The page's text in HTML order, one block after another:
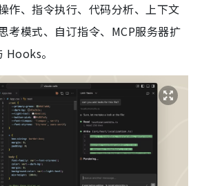
作、指令执行、代码分析、上下文
考模式、自订指令、MCP服务器扩
。